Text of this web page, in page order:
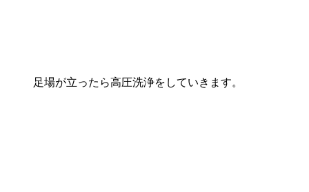
足場が立ったら高圧洗浄をしていきます。